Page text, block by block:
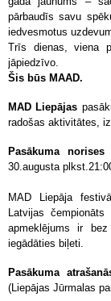
pārbaudīs savu
iedvesmotus
Trīs dienas, viena
jāpiedzīvo.
Šis būs MAAD.
MAD Liepājas
radošas aktivitātes,
Pasākuma
30.augusta
MAD Liepāja
Latvijas
apmeklējums ir
iegādāties biļeti.
Pasākuma
(Liepājas Jūrmalas